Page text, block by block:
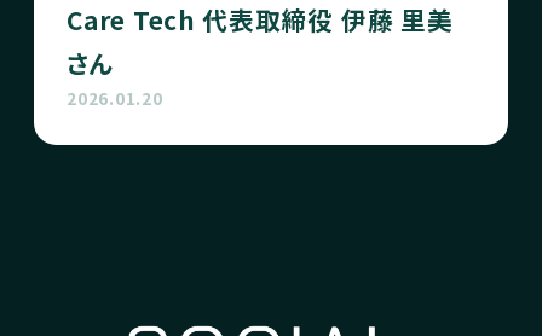
Care Tech 代表取締役 伊藤 里美
さん
2026.01.20